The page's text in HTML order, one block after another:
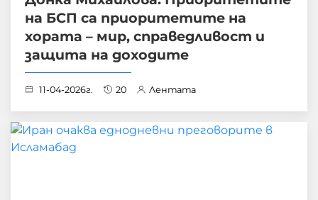
на БСП са приоритетите на
хората – мир, справедливост и
защита на доходите
11-04-2026г. 20 Лентата